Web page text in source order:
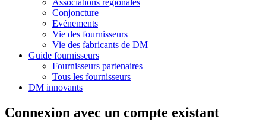
Conjoncture
Evénements
Vie des fournisseurs
Vie des fabricants de DM
Guide fournisseurs
Fournisseurs partenaires
Tous les fournisseurs
DM innovants
Connexion avec un compte existant